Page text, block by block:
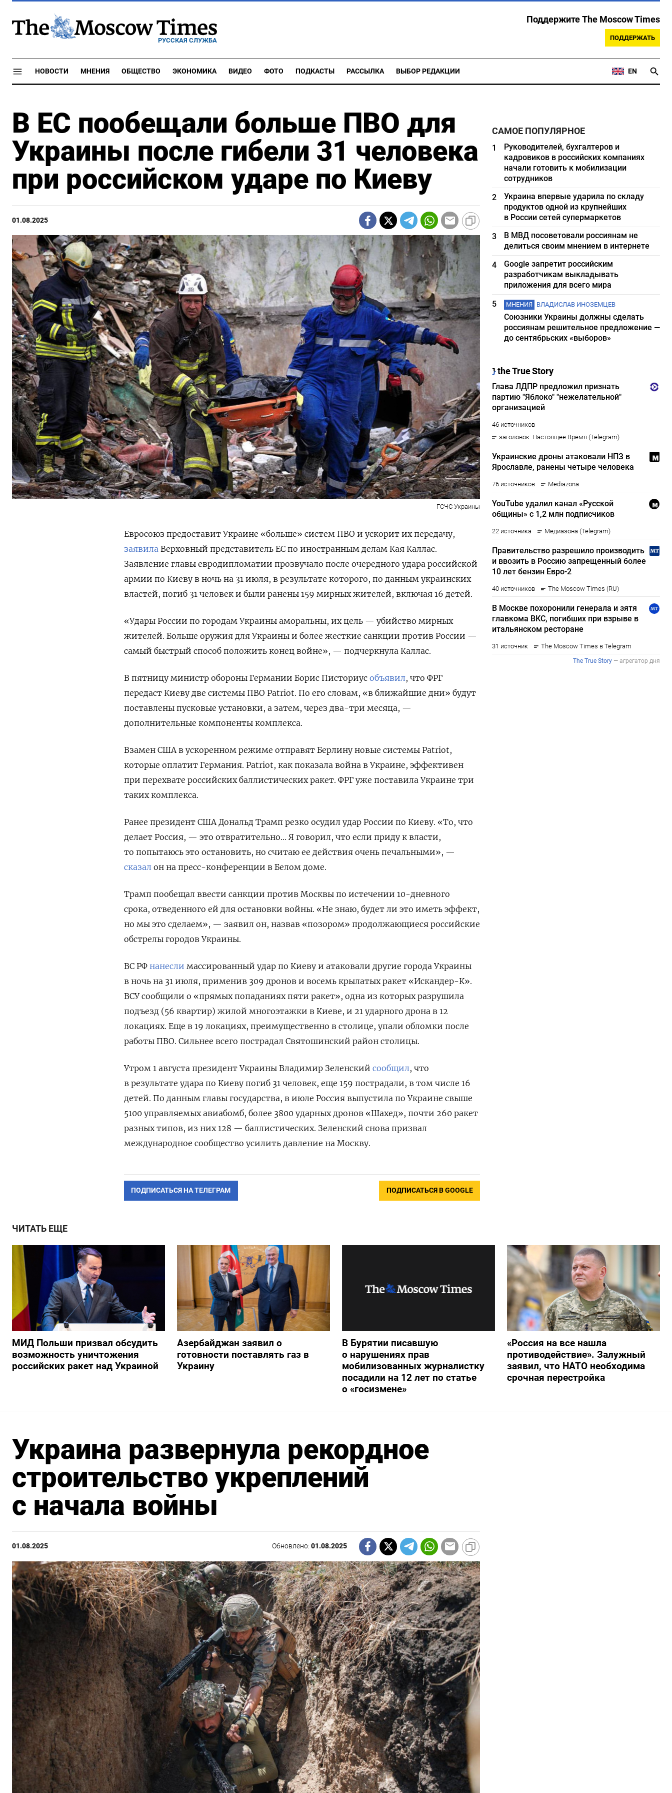
РУССКАЯ СЛУЖБА
Поддержите The Moscow Times
ПОДДЕРЖАТЬ
НОВОСТИ МНЕНИЯ ОБЩЕСТВО ЭКОНОМИКА ВИДЕО ФОТО ПОДКАСТЫ РАССЫЛКА ВЫБОР РЕДАКЦИИ EN
В ЕС пообещали больше ПВО для
Украины после гибели 31 человека
при российском ударе по Киеву
01.08.2025
ГСЧС Украины
Евросоюз предоставит Украине «больше» систем ПВО и ускорит их передачу,
заявила Верховный представитель ЕС по иностранным делам Кая Каллас.
Заявление главы евродипломатии прозвучало после очередного удара российской
армии по Киеву в ночь на 31 июля, в результате которого, по данным украинских
властей, погиб 31 человек и были ранены 159 мирных жителей, включая 16 детей.
«Удары России по городам Украины аморальны, их цель — убийство мирных
жителей. Больше оружия для Украины и более жесткие санкции против России —
самый быстрый способ положить конец войне», — подчеркнула Каллас.
В пятницу министр обороны Германии Борис Писториус объявил, что ФРГ
передаст Киеву две системы ПВО Patriot. По его словам, «в ближайшие дни» будут
поставлены пусковые установки, а затем, через два-три месяца, —
дополнительные компоненты комплекса.
Взамен США в ускоренном режиме отправят Берлину новые системы Patriot,
которые оплатит Германия. Patriot, как показала война в Украине, эффективен
при перехвате российских баллистических ракет. ФРГ уже поставила Украине три
таких комплекса.
Ранее президент США Дональд Трамп резко осудил удар России по Киеву. «То, что
делает Россия, — это отвратительно… Я говорил, что если приду к власти,
то попытаюсь это остановить, но считаю ее действия очень печальными», —
сказал он на пресс-конференции в Белом доме.
Трамп пообещал ввести санкции против Москвы по истечении 10-дневного
срока, отведенного ей для остановки войны. «Не знаю, будет ли это иметь эффект,
но мы это сделаем», — заявил он, назвав «позором» продолжающиеся российские
обстрелы городов Украины.
ВС РФ нанесли массированный удар по Киеву и атаковали другие города Украины
в ночь на 31 июля, применив 309 дронов и восемь крылатых ракет «Искандер-К».
ВСУ сообщили о «прямых попаданиях пяти ракет», одна из которых разрушила
подъезд (56 квартир) жилой многоэтажки в Киеве, и 21 ударного дрона в 12
локациях. Еще в 19 локациях, преимущественно в столице, упали обломки после
работы ПВО. Сильнее всего пострадал Святошинский район столицы.
Утром 1 августа президент Украины Владимир Зеленский сообщил, что
в результате удара по Киеву погиб 31 человек, еще 159 пострадали, в том числе 16
детей. По данным главы государства, в июле Россия выпустила по Украине свыше
5100 управляемых авиабомб, более 3800 ударных дронов «Шахед», почти 260 ракет
разных типов, из них 128 — баллистических. Зеленский снова призвал
международное сообщество усилить давление на Москву.
ПОДПИСАТЬСЯ НА ТЕЛЕГРАМ ПОДПИСАТЬСЯ В GOOGLE
САМОЕ ПОПУЛЯРНОЕ
1
Руководителей, бухгалтеров и
кадровиков в российских компаниях
начали готовить к мобилизации
сотрудников
2
Украина впервые ударила по складу
продуктов одной из крупнейших
в России сетей супермаркетов
3
В МВД посоветовали россиянам не
делиться своим мнением в интернете
4
Google запретит российским
разработчикам выкладывать
приложения для всего мира
5
МНЕНИЯ ВЛАДИСЛАВ ИНОЗЕМЦЕВ
Союзники Украины должны сделать
россиянам решительное предложение —
до сентябрьских «выборов»
ЧИТАТЬ ЕЩЕ
МИД Польши призвал обсудить
возможность уничтожения
российских ракет над Украиной
Азербайджан заявил о
готовности поставлять газ в
Украину
В Бурятии писавшую
о нарушениях прав
мобилизованных журналистку
посадили на 12 лет по статье
о «госизмене»
«Россия на все нашла
противодействие». Залужный
заявил, что НАТО необходима
срочная перестройка
Украина развернула рекордное
строительство укреплений
с начала войны
01.08.2025 Обновлено:01.08.2025